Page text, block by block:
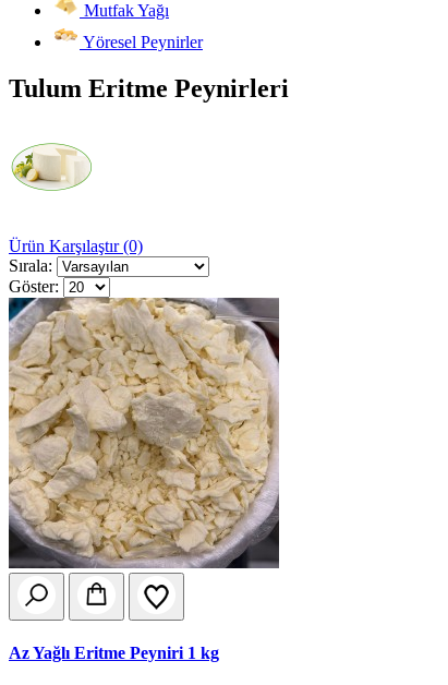
Mutfak Yağı
Yöresel Peynirler
Tulum Eritme Peynirleri
Ürün Karşılaştır (0)
Sırala:
Göster:
Az Yağlı Eritme Peyniri 1 kg